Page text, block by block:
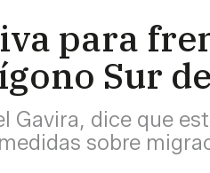
para
Sur
Gavira, dice que
sobre